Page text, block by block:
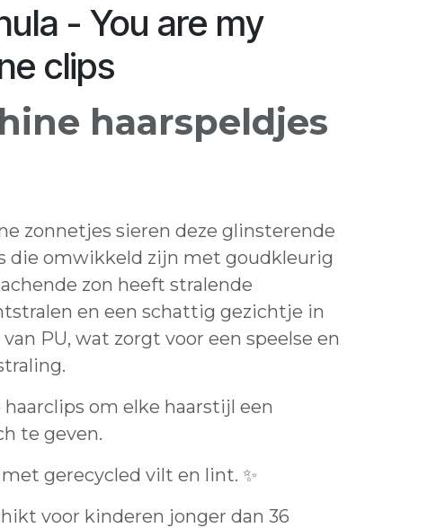
- You are my
clips
haarspeldjes
zonnetjes sieren deze glinsterende
die omwikkeld zijn met goudkleurig
zon heeft stralende
en een schattig gezichtje in
PU, wat zorgt voor een speelse en
om elke haarstijl een
te geven.
gerecycled vilt en lint. ✨
voor kinderen jonger dan 36